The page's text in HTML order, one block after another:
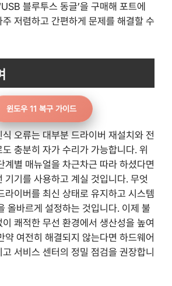
블루투스 동글’을 구매해 포트에
저렴하고 간편하게 문제를 해결할 수
윈도우 11 복구 가이드
오류는 대부분 드라이버 재설치와 전
충분히 자가 수리가 가능합니다. 위
계별 매뉴얼을 차근차근 따라 하셨다면
기기를 사용하고 계실 것입니다. 무엇
라이버를 최신 상태로 유지하고 시스템
올바르게 설정하는 것입니다. 이제 불
쾌적한 무선 환경에서 생산성을 높여
약 여전히 해결되지 않는다면 하드웨어
서비스 센터의 정밀 점검을 권장합니